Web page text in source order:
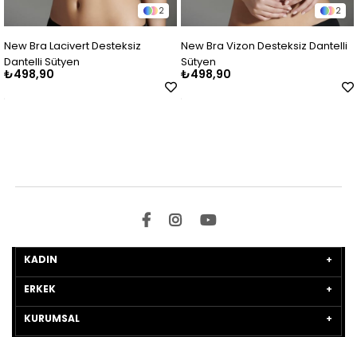
New Bra Vizon Desteksiz Dantelli
Sütyen
New Bra Gri Melenj
KADIN
ERKEK
KURUMSAL